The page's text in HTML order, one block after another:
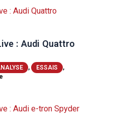
: Audi Quattro
, ESSAIS ,